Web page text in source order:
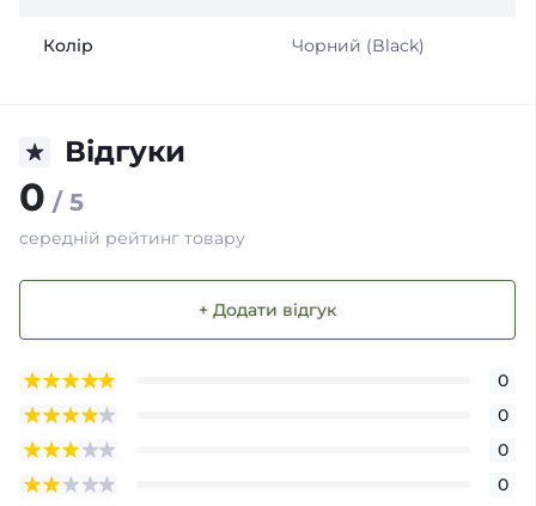
Колір Чорний (Black)
Відгуки
0 / 5
середній рейтинг товару
+ Додати відгук
0
0
0
0